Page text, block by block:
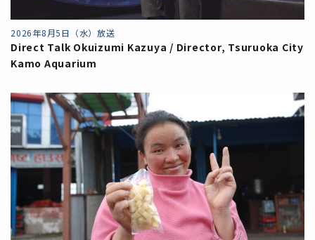
2026年8月5日（水）放送
Direct Talk Okuizumi Kazuya / Director, Tsuruoka City
Kamo Aquarium